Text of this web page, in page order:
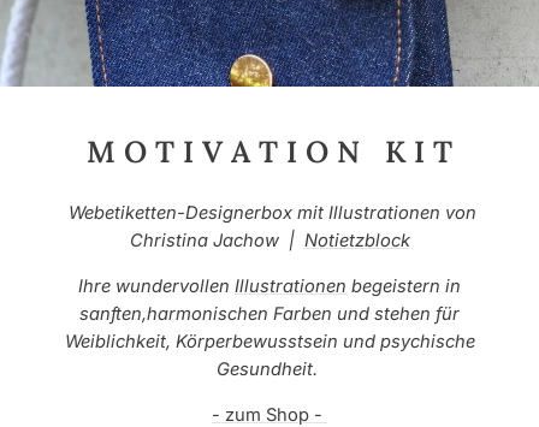
M O T I V A T I O N K I T
Webetiketten-Designerbox mit Illustrationen von
Christina Jachow | Notietzblock
Ihre wundervollen Illustrationen begeistern in
sanften,harmonischen Farben und stehen für
Weiblichkeit, Körperbewusstsein und psychische
Gesundheit.
- zum Shop -